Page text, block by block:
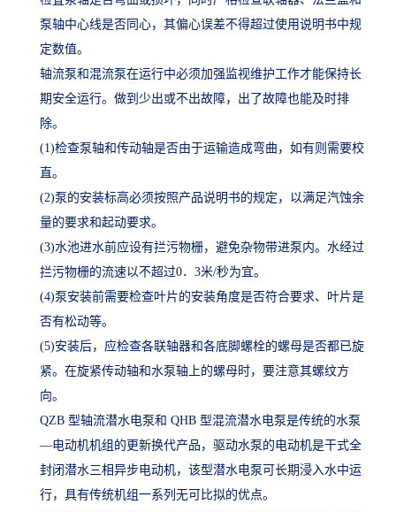
泵轴中心线是否同心，其偏心误差不得超过使用说明书中规
定数值。
轴流泵和混流泵在运行中必须加强监视维护工作才能保持长
期安全运行。做到少出或不出故障，出了故障也能及时排
除。
(1)检查泵轴和传动轴是否由于运输造成弯曲，如有则需要校
直。
(2)泵的安装标高必须按照产品说明书的规定，以满足汽蚀余
量的要求和起动要求。
(3)水池进水前应设有拦污物栅，避免杂物带进泵内。水经过
拦污物栅的流速以不超过0．3米/秒为宜。
(4)泵安装前需要检查叶片的安装角度是否符合要求、叶片是
否有松动等。
(5)安装后，应检查各联轴器和各底脚螺栓的螺母是否都已旋
紧。在旋紧传动轴和水泵轴上的螺母时，要注意其螺纹方
向。
QZB 型轴流潜水电泵和 QHB 型混流潜水电泵是传统的水泵
—电动机机组的更新换代产品，驱动水泵的电动机是干式全
封闭潜水三相异步电动机，该型潜水电泵可长期浸入水中运
行，具有传统机组一系列无可比拟的优点。